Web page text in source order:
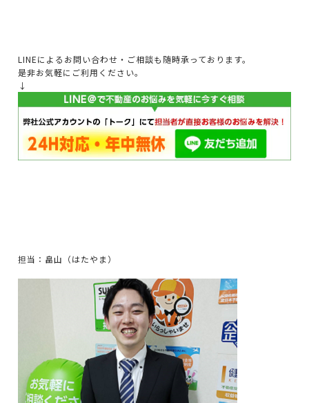
LINEによるお問い合わせ・ご相談も随時承っております。
是非お気軽にご利用ください。
↓
担当：畠山（はたやま）